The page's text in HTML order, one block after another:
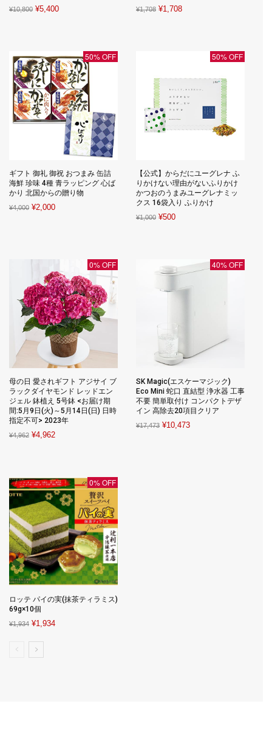
¥10,800 Original
¥5,400Current
¥1,708 Original
¥1,708Current
50% OFF
ギフト 御礼 御祝 おつまみ 缶詰
海鮮 珍味 4種 青ラッピング 心ば
かり 北国からの贈り物
¥4,000 Original
¥2,000Current
50% OFF
【公式】からだにユーグレナ ふ
りかけない理由がないふりかけ
かつおのうまみユーグレナミッ
クス 16袋入り ふりかけ
¥1,000 Original
¥500Current
0% OFF
母の日 愛されギフト アジサイ ブ
ラックダイヤモンド レッドエン
ジェル 鉢植え 5号鉢 <お届け期
間:5月9日(火)～5月14日(日) 日時
指定不可> 2023年
¥4,962 Original
¥4,962Current
40% OFF
SK Magic(エスケーマジック)
Eco Mini 蛇口 直結型 浄水器 工事
不要 簡単取付け コンパクトデザ
イン 高除去20項目クリア
¥17,473 Original
¥10,473Current
0% OFF
ロッテ パイの実(抹茶ティラミス)
69g×10個
¥1,934 Original
was:
¥1,934Current